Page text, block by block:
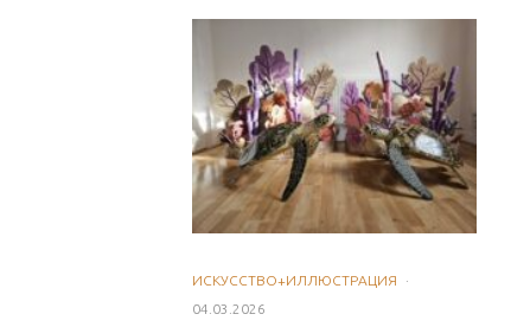
ИСКУССТВО+ИЛЛЮСТРАЦИЯ
·
04.03.2026